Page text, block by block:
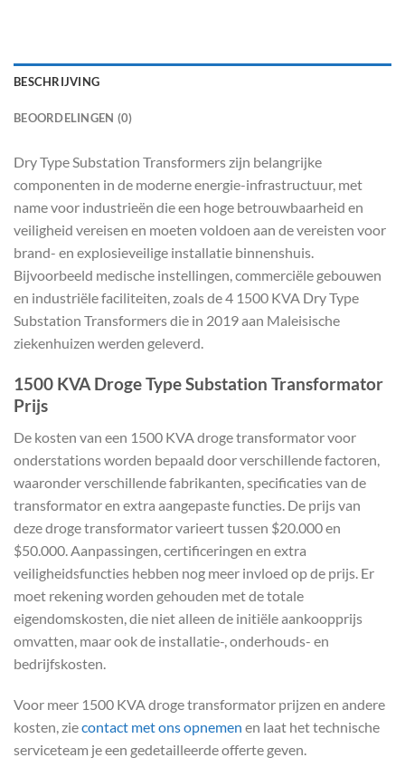
BESCHRIJVING
BEOORDELINGEN (0)
Dry Type Substation Transformers zijn belangrijke
componenten in de moderne energie-infrastructuur, met
name voor industrieën die een hoge betrouwbaarheid en
veiligheid vereisen en moeten voldoen aan de vereisten voor
brand- en explosieveilige installatie binnenshuis.
Bijvoorbeeld medische instellingen, commerciële gebouwen
en industriële faciliteiten, zoals de 4 1500 KVA Dry Type
Substation Transformers die in 2019 aan Maleisische
ziekenhuizen werden geleverd.
1500 KVA Droge Type Substation Transformator
Prijs
De kosten van een 1500 KVA droge transformator voor
onderstations worden bepaald door verschillende factoren,
waaronder verschillende fabrikanten, specificaties van de
transformator en extra aangepaste functies. De prijs van
deze droge transformator varieert tussen $20.000 en
$50.000. Aanpassingen, certificeringen en extra
veiligheidsfuncties hebben nog meer invloed op de prijs. Er
moet rekening worden gehouden met de totale
eigendomskosten, die niet alleen de initiële aankoopprijs
omvatten, maar ook de installatie-, onderhouds- en
bedrijfskosten.
Voor meer 1500 KVA droge transformator prijzen en andere
kosten, ziecontact met ons opnemen en laat het technische
serviceteam je een gedetailleerde offerte geven.